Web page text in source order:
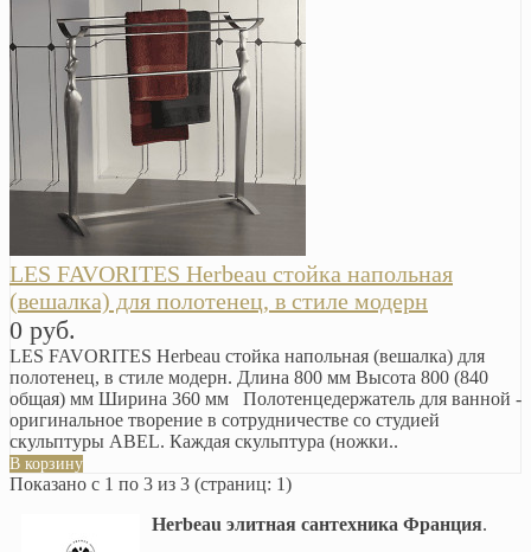
LES FAVORITES Herbeau стойка напольная
(вешалка) для полотенец, в стиле модерн
0 руб.
LES FAVORITES Herbeau стойка напольная (вешалка) для
полотенец, в стиле модерн. Длина 800 мм Высота 800 (840
общая) мм Ширина 360 мм Полотенцедержатель для ванной -
оригинальное творение в сотрудничестве со студией
скульптуры ABEL. Каждая скульптура (ножки..
В корзину
Показано с 1 по 3 из 3 (страниц: 1)
Herbeau элитная сантехника Франция.